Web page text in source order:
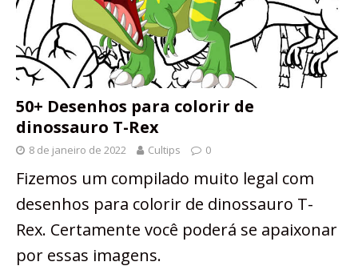
50+ Desenhos para colorir de
dinossauro T-Rex
8 de janeiro de 2022 Cultips 0
Fizemos um compilado muito legal com
desenhos para colorir de dinossauro T-
Rex. Certamente você poderá se apaixonar
por essas imagens.